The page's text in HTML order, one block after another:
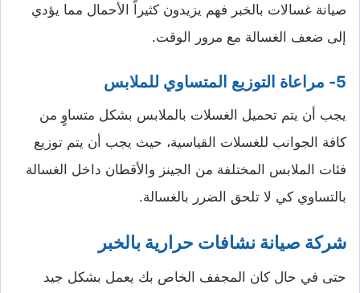
صيانة غسالات بالخبر فهم يزيدون كثيراً الأحمال مما يؤدي
إلى ضعف الغسالة مع مرور الوقت.
5- مراعاة التوزيع المتساوي للملابس
يجب أن يتم تحميل الغسلات بالملابس بشكل متساوٍ من
كافة الجوانب للغسلات القياسية، حيث يجب أن يتم توزيع
فئات الملابس المختلفة من الجينز والأقطان داخل الغسالة
بالتساوي كي لا تلحق الضرر بالغسالة.
شركة صيانة نشافات حرارية بالخبر
حتى في حال كان المجفف الخاص بك يعمل بشكل جيد